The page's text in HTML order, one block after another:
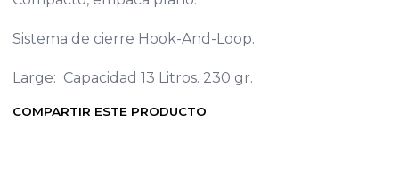
Sistema de cierre Hook-And-Loop.
Large: Capacidad 13 Litros. 230 gr.
COMPARTIR ESTE PRODUCTO